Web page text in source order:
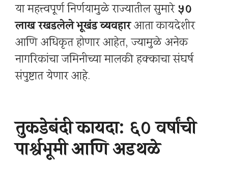
या महत्त्वपूर्ण निर्णयामुळे राज्यातील सुमारे५०
लाख रखडलेले भूखंड व्यवहारआता कायदेशीर
आणि अधिकृत होणार आहेत, ज्यामुळे अनेक
नागरिकांचा जमिनीच्या मालकी हक्काचा संघर्ष
संपुष्टात येणार आहे.
तुकडेबंदी कायदा: ६० वर्षांची
पार्श्वभूमी आणि अडथळे